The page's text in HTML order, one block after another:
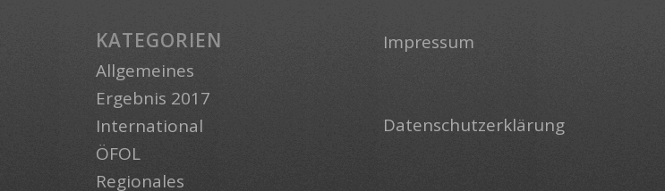
KATEGORIEN
Allgemeines
Ergebnis 2017
International
ÖFOL
Regionales
Impressum
Datenschutzerklärung